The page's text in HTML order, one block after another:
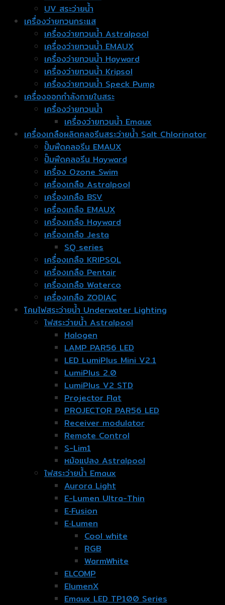
UV สระว่ายน้ำ
เครื่องว่ายทวนกระแส
เครื่องว่ายทวนน้ำ Astralpool
เครื่องว่ายทวนน้ำ EMAUX
เครื่องว่ายทวนน้ำ Hayward
เครื่องว่ายทวนน้ำ Kripsol
เครื่องว่ายทวนน้ำ Speck Pump
เครื่องออกกำลังกายในสระ
เครื่องว่ายทวนน้ำ
เครื่องว่ายทวนน้ำ Emaux
เครื่องเกลือผลิตคลอรีนสระว่ายน้ำ Salt Chlorinator
ปั๊มฟีดคลอรีน EMAUX
ปั๊มฟีดคลอรีน Hayward
เครื่อง Ozone Swim
เครื่องเกลือ Astralpool
เครื่องเกลือ BSV
เครื่องเกลือ EMAUX
เครื่องเกลือ Hayward
เครื่องเกลือ Jesta
SQ series
เครื่องเกลือ KRIPSOL
เครื่องเกลือ Pentair
เครื่องเกลือ Waterco
เครื่องเกลือ ZODIAC
โคมไฟสระว่ายน้ำ Underwater Lighting
ไฟสระว่ายน้ำ Astralpool
Halogen
LAMP PAR56 LED
LED LumiPlus Mini V2.1
LumiPlus 2.0
LumiPlus V2 STD
Projector Flat
PROJECTOR PAR56 LED
Receiver modulator
Remote Control
S-Lim1
หม้อแปลง Astralpool
ไฟสระว่ายน้ำ Emaux
Aurora Light
E-Lumen Ultra-Thin
E‐Fusion
E‐Lumen
Cool white
RGB
WarmWhite
ELCOMP
ElumenX
Emaux LED TP100 Series